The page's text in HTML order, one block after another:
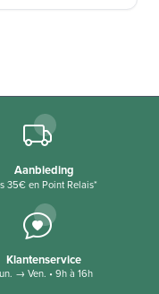
Aanbieding
35€ en Point Relais*
Klantenservice
→ Ven. • 9h à 16h